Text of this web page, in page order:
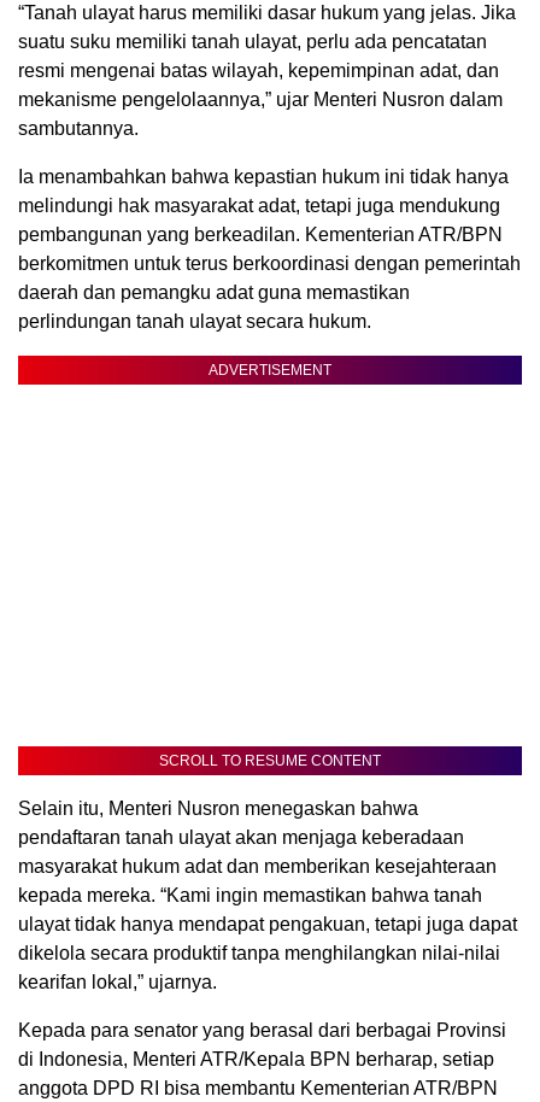
“Tanah ulayat harus memiliki dasar hukum yang jelas. Jika
suatu suku memiliki tanah ulayat, perlu ada pencatatan
resmi mengenai batas wilayah, kepemimpinan adat, dan
mekanisme pengelolaannya,” ujar Menteri Nusron dalam
sambutannya.
Ia menambahkan bahwa kepastian hukum ini tidak hanya
melindungi hak masyarakat adat, tetapi juga mendukung
pembangunan yang berkeadilan. Kementerian ATR/BPN
berkomitmen untuk terus berkoordinasi dengan pemerintah
daerah dan pemangku adat guna memastikan
perlindungan tanah ulayat secara hukum.
ADVERTISEMENT
SCROLL TO RESUME CONTENT
Selain itu, Menteri Nusron menegaskan bahwa
pendaftaran tanah ulayat akan menjaga keberadaan
masyarakat hukum adat dan memberikan kesejahteraan
kepada mereka. “Kami ingin memastikan bahwa tanah
ulayat tidak hanya mendapat pengakuan, tetapi juga dapat
dikelola secara produktif tanpa menghilangkan nilai-nilai
kearifan lokal,” ujarnya.
Kepada para senator yang berasal dari berbagai Provinsi
di Indonesia, Menteri ATR/Kepala BPN berharap, setiap
anggota DPD RI bisa membantu Kementerian ATR/BPN